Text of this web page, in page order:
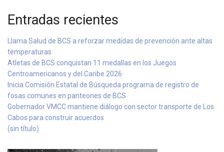
Entradas recientes
Llama Salud de BCS a reforzar medidas de prevención ante altas
temperaturas
Atletas de BCS conquistan 11 medallas en los Juegos
Centroamericanos y del Caribe 2026
Inicia Comisión Estatal de Búsqueda programa de registro de
fosas comunes en panteones de BCS
Gobernador VMCC mantiene diálogo con sector transporte de Los
Cabos para construir acuerdos
(sin título)